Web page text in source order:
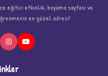
eğitici etkinlik, boyama sayfası ve
en güzel adresi!